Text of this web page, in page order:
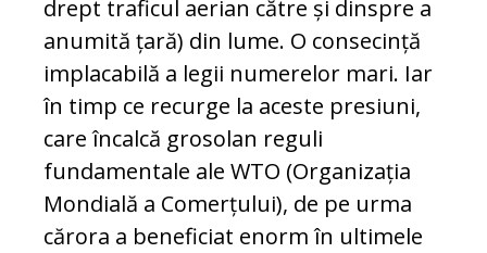
drept traficul aerian către și dinspre a
anumită țară) din lume. O consecință
implacabilă a legii numerelor mari. Iar
în timp ce recurge la aceste presiuni,
care încalcă grosolan reguli
fundamentale ale WTO (Organizația
Mondială a Comerțului), de pe urma
cărora a beneficiat enorm în ultimele